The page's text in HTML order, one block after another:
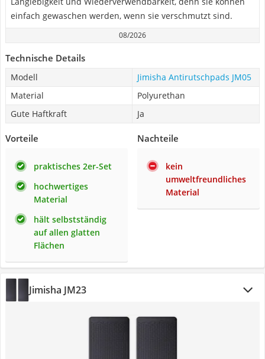
einfach gewaschen werden, wenn sie verschmutzt sind.
08/2026
Technische Details
Modell
Jimisha Antirutschpads JM05
Material
Polyurethan
Gute Haftkraft
Ja
Vorteile
praktisches 2er-Set
hochwertiges
Material
hält selbstständig
auf allen glatten
Flächen
Nachteile
kein
umweltfreundliches
Material
‎Jimisha ‎JM23